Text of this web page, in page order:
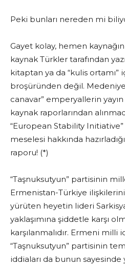
Peki bunları nereden mi
Gayet kolay, hemen
kaynak Türkler tarafından
kitaptan ya da “kulis ortamı”
broşüründen değil.
canavar” emperyallerin
kaynak raporlarından
“European Stability
meselesi hakkında
raporu! (*)
“Taşnuksutyun” partisinin
Ermenistan-Türkiye
yürüten heyetin lideri
yaklaşımına şiddetle karşı
karşılanmalıdır. Ermeni milli
“Taşnuksutyun” partisinin
iddiaları da bunun sayesinde